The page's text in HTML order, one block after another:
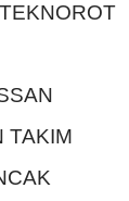
TAKIM